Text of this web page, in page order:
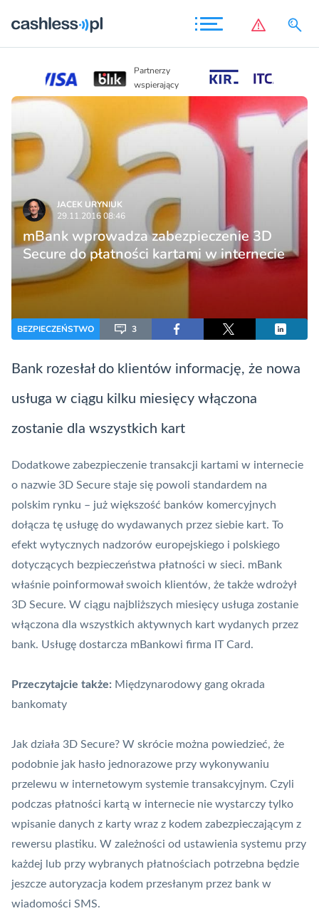
Partnerzy
wspierający
JACEK URYNIUK
29.11.2016 08:46
mBank wprowadza zabezpieczenie 3D
Secure do płatności kartami w internecie
BEZPIECZEŃSTWO 3
Bank rozesłał do klientów informację, że nowa
usługa w ciągu kilku miesięcy włączona
zostanie dla wszystkich kart
Dodatkowe zabezpieczenie transakcji kartami w internecie
o nazwie 3D Secure staje się powoli standardem na
polskim rynku – już większość banków komercyjnych
dołącza tę usługę do wydawanych przez siebie kart. To
efekt wytycznych nadzorów europejskiego i polskiego
dotyczących bezpieczeństwa płatności w sieci. mBank
właśnie poinformował swoich klientów, że także wdrożył
3D Secure. W ciągu najbliższych miesięcy usługa zostanie
włączona dla wszystkich aktywnych kart wydanych przez
bank. Usługę dostarcza mBankowi firma IT Card.
Przeczytajcie także: Międzynarodowy gang okrada
bankomaty
Jak działa 3D Secure? W skrócie można powiedzieć, że
podobnie jak hasło jednorazowe przy wykonywaniu
przelewu w internetowym systemie transakcyjnym. Czyli
podczas płatności kartą w internecie nie wystarczy tylko
wpisanie danych z karty wraz z kodem zabezpieczającym z
rewersu plastiku. W zależności od ustawienia systemu przy
każdej lub przy wybranych płatnościach potrzebna będzie
jeszcze autoryzacja kodem przesłanym przez bank w
wiadomości SMS.